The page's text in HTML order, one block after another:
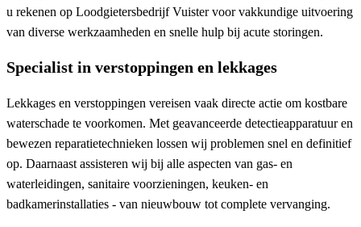
u rekenen op Loodgietersbedrijf Vuister voor vakkundige uitvoering
van diverse werkzaamheden en snelle hulp bij acute storingen.
Specialist in verstoppingen en lekkages
Lekkages en verstoppingen vereisen vaak directe actie om kostbare
waterschade te voorkomen. Met geavanceerde detectieapparatuur en
bewezen reparatietechnieken lossen wij problemen snel en definitief
op. Daarnaast assisteren wij bij alle aspecten van gas- en
waterleidingen, sanitaire voorzieningen, keuken- en
badkamerinstallaties - van nieuwbouw tot complete vervanging.